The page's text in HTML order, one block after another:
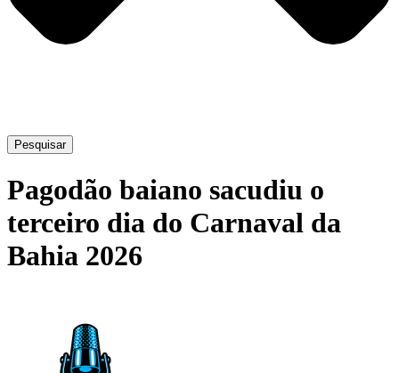
Pesquisar
Pagodão baiano sacudiu o
terceiro dia do Carnaval da
Bahia 2026